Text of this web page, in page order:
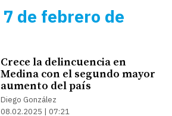
7 de febrero de
Crece la delincuencia en
Medina con el segundo mayor
aumento del país
Diego González
08.02.2025 | 07:21